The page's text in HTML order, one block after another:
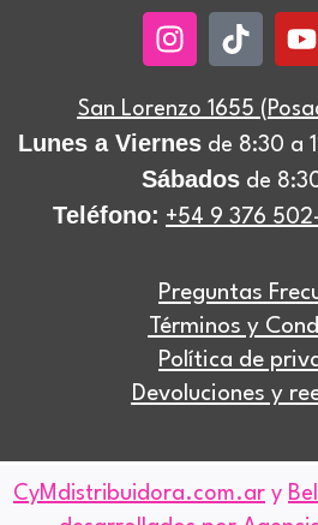
Instagram
Tiktok
San Lorenzo 1655
Lunes a Viernes de 8:30 a
Sábadosde
Teléfono: +54 9 376
Preguntas
Términos y
Política de
Devoluciones y
CyMdistribuidora.com.ar y